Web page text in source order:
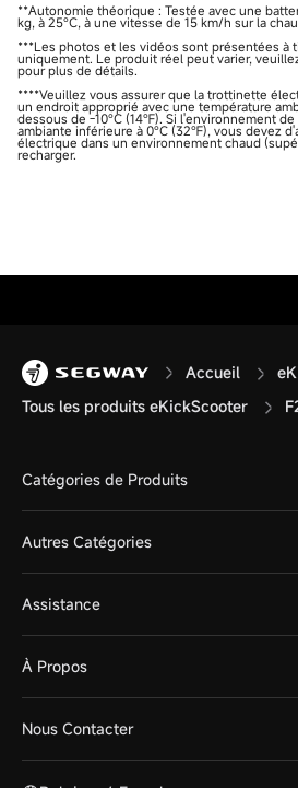
**Autonomie théorique : Testée avec une
kg, à 25°C, à une vitesse de 15 km/h sur la
***Les photos et les vidéos sont présentées à
uniquement. Le produit réel peut varier,
pour plus de détails.
****Veuillez vous assurer que la trottinette
un endroit approprié avec une température
dessous de -10°C (14℉). Si l'environnement
ambiante inférieure à 0°C (32℉), vous devez
électrique dans un environnement chaud
recharger.
Accueil
Tous les produits eKickScooter
Catégories de Produits
Autres Catégories
Assistance
À Propos
Nous Contacter